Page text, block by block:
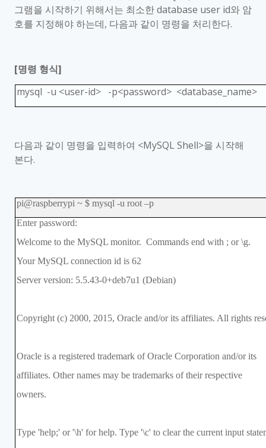
그램을 시작하기 위해서는 최소한database user id와 암
호를 지정해야 하는데, 다음과 같이 명령을 처리한다.
[명령 형식]
mysql -u <user-id> -p<password> <database_name>
다음과 같이 명령을 입력하여 <MySQL Shell>을 시작해
본다.
pi@raspberrypi ~ $ mysql -u root –p
Enter password:
Welcome to the MySQL monitor. Commands end with ; or \g.
Your MySQL connection id is 62
Server version: 5.5.43-0+deb7u1 (Debian)
Copyright (c) 2000, 2015, Oracle and/or its affiliates. All rights
Oracle is a registered trademark of Oracle Corporation and/or its
affiliates. Other names may be trademarks of their respective
owners.
Type 'help;' or '\h' for help. Type '\c' to clear the current input